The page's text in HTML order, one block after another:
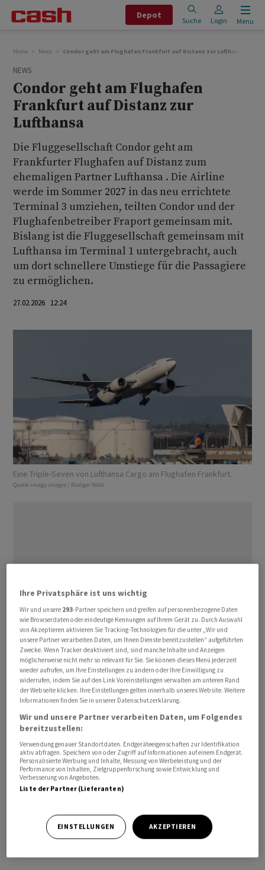
Depot
Suche Login Menu
Home News Condor geht am Flughafen Frankfurt auf Distanz zur Lufthansa
NEWS
Condor geht am Flughafen
Frankfurt auf Distanz zur
Lufthansa
Die Fluggesellschaft Condor geht am
Frankfurter Flughafen auf Distanz zum
ehemaligen Partner Lufthansa . Die Airline
werde im Sommer 2027 in das neu errichtete
Terminal 3 umziehen, teilten Condor und der
Flughafenbetreiber Fraport gemeinsam mit.
Bislang ist die Fluggesellschaft gemeinsam mit
Lufthansa im Terminal 1 untergebracht, auch
um dort schnellere Umstiege für die Passagiere
zu ermöglichen.
27.02.2026 12:24
Eine Triple-Seven von Lufthansa Cargo am Flughafen Frankfurt.
Quelle: imago images / Rüdiger Wölk
Das ist nach einem tiefen Zerwürfnis der beiden Airlines
nicht mehr notwendig. Lufthansa hatte in der Corona-
Krise mit Discover einen eigenen Ferienflieger
gegründet und sich geweigert, wie zuvor Condor-
Passagiere zu Vorzugskonditionen ans Drehkreuz
Frankfurt zu fliegen. Ein entsprechendes Abkommen
wurde bereits 2020 gekündigt, letztlich aber nach
2024 noch befolgt.
Ihre Privatsphäre ist uns wichtig
Wir und unsere 293-Partner speichern und greifen auf personenbezogene Daten
wie Browserdaten oder eindeutige Kennungen auf Ihrem Gerät zu. Durch Auswahl
von Akzeptieren aktivieren Sie Tracking-Technologien für die unter „Wir und
unsere Partner verarbeiten Daten, um Ihnen Dienste bereitzustellen“ aufgeführten
Zwecke. Wenn Tracker deaktiviert sind, sind manche Inhalte und Anzeigen
möglicherweise nicht mehr so relevant für Sie. Sie können dieses Menü jederzeit
wieder aufrufen, um Ihre Einstellungen zu ändern oder Ihre Einwilligung zu
widerrufen, indem Sie auf den Link Voreinstellungen verwalten am unteren Rand
der Webseite klicken. Ihre Einstellungen gelten innerhalb unseres Website. Weitere
Informationen finden Sie in unserer Datenschutzerklärung.
Wir und unsere Partner verarbeiten Daten, um Folgendes
bereitzustellen:
Verwendung genauer Standortdaten. Endgeräteeigenschaften zur Identifikation
aktiv abfragen. Speichern von oder Zugriff auf Informationen auf einem Endgerät.
Personalisierte Werbung und Inhalte, Messung von Werbeleistung und der
Performance von Inhalten, Zielgruppenforschung sowie Entwicklung und
Verbesserung von Angeboten.
Liste der Partner (Lieferanten)
EINSTELLUNGEN AKZEPTIEREN